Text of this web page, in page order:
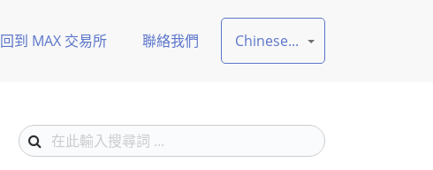
回到 MAX 交易所 聯絡我們 Chinese...